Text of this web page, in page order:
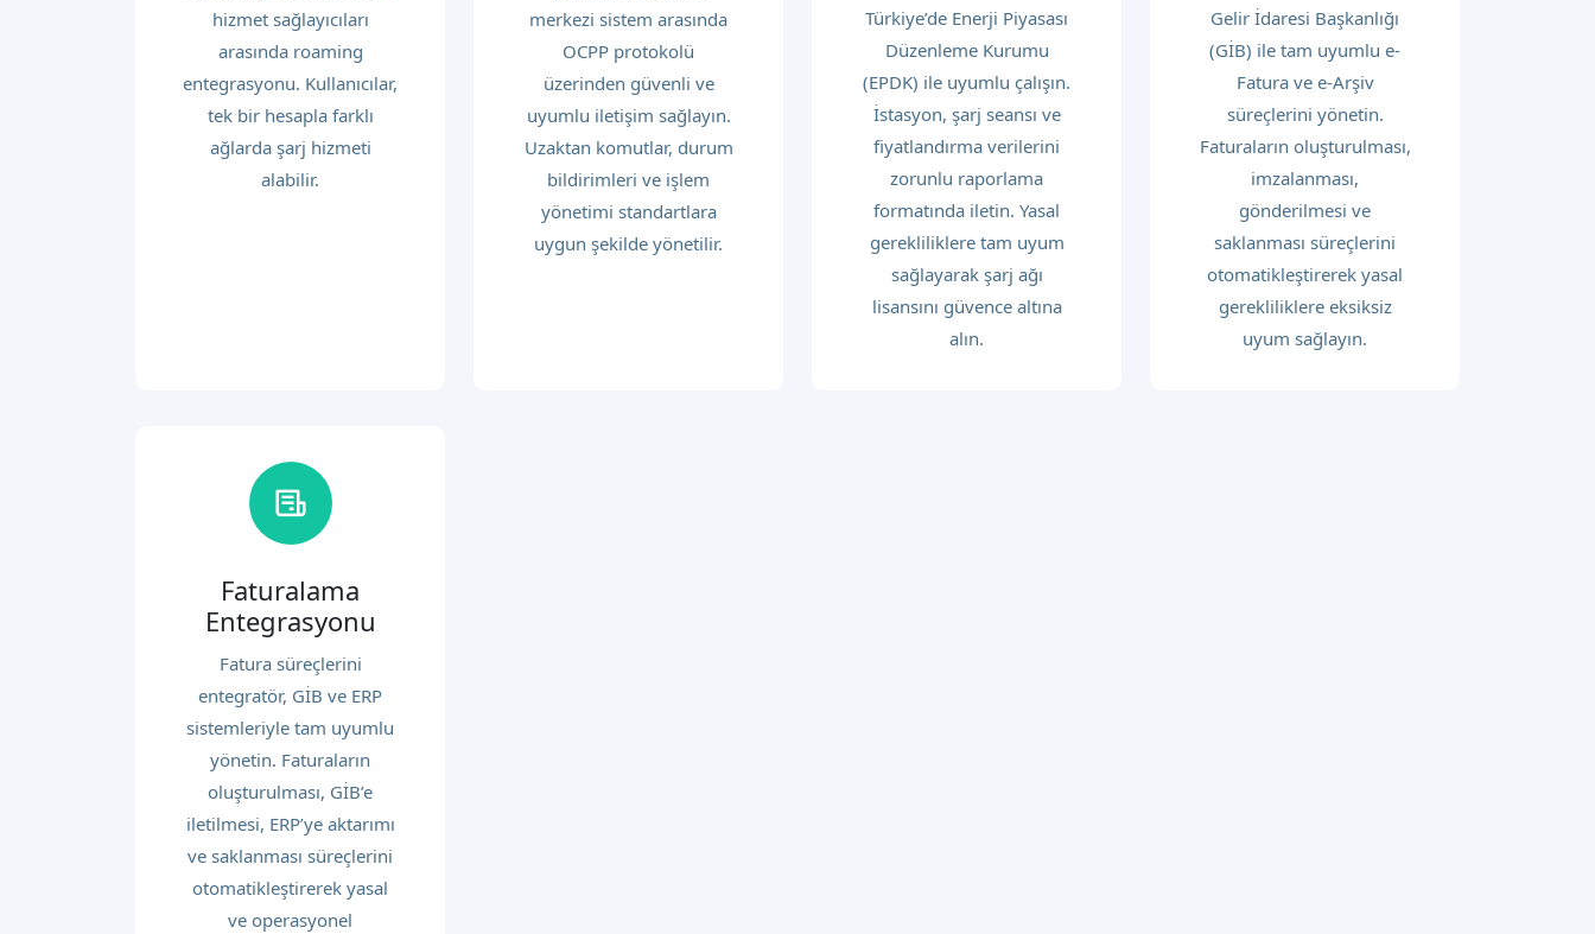
hizmet sağlayıcıları
arasında roaming
entegrasyonu. Kullanıcılar,
tek bir hesapla farklı
ağlarda şarj hizmeti
alabilir.
merkezi sistem arasında
OCPP protokolü
üzerinden güvenli ve
uyumlu iletişim sağlayın.
Uzaktan komutlar, durum
bildirimleri ve işlem
yönetimi standartlara
uygun şekilde yönetilir.
Türkiye’de Enerji Piyasası
Düzenleme Kurumu
(EPDK) ile uyumlu çalışın.
İstasyon, şarj seansı ve
fiyatlandırma verilerini
zorunlu raporlama
formatında iletin. Yasal
gerekliliklere tam uyum
sağlayarak şarj ağı
lisansını güvence altına
alın.
Gelir İdaresi Başkanlığı
(GİB) ile tam uyumlu e-
Fatura ve e-Arşiv
süreçlerini yönetin.
Faturaların oluşturulması,
imzalanması,
gönderilmesi ve
saklanması süreçlerini
otomatikleştirerek yasal
gerekliliklere eksiksiz
uyum sağlayın.
Faturalama
Entegrasyonu
Fatura süreçlerini
entegratör, GİB ve ERP
sistemleriyle tam uyumlu
yönetin. Faturaların
oluşturulması, GİB’e
iletilmesi, ERP’ye aktarımı
ve saklanması süreçlerini
otomatikleştirerek yasal
ve operasyonel